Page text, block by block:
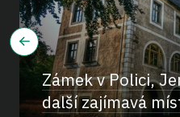
Zámek v Polici,
další zajímavá